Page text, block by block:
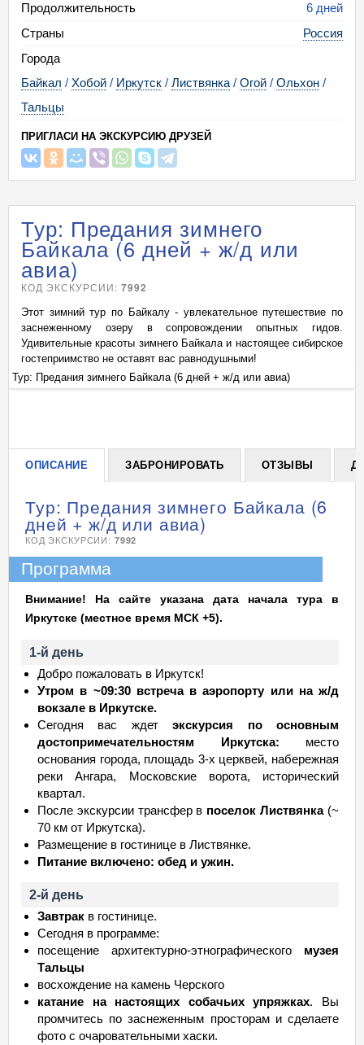
Продолжительность
6 дней
Страны
Россия
Города
Байкал / Хобой / Иркутск / Листвянка / Огой / Ольхон /
Тальцы
ПРИГЛАСИ НА ЭКСКУРСИЮ ДРУЗЕЙ
Тур: Предания зимнего
Байкала (6 дней + ж/д или
авиа)
КОД ЭКСКУРСИИ:7992
Этот зимний тур по Байкалу - увлекательное путешествие по
заснеженному озеру в сопровождении опытных гидов.
Удивительные красоты зимнего Байкала и настоящее сибирское
гостеприимство не оставят вас равнодушными!
Тур: Предания зимнего Байкала (6 дней + ж/д или авиа)
ОПИСАНИЕ ЗАБРОНИРОВАТЬ ОТЗЫВЫ
Тур: Предания зимнего Байкала (6
дней + ж/д или авиа)
КОД ЭКСКУРСИИ: 7992
Программа
Внимание! На сайте указана дата начала тура в
Иркутске (местное время МСК +5).
1-й день
Добро пожаловать в Иркутск!
Утром в ~09:30 встреча в аэропорту или на ж/д
вокзале в Иркутске.
Сегодня вас ждетэкскурсия по основным
достопримечательностям Иркутска: место
основания города, площадь 3-х церквей, набережная
реки Ангара, Московские ворота, исторический
квартал.
После экскурсии трансфер в поселок Листвянка(~
70 км от Иркутска).
Размещение в гостинице в Листвянке.
Питание включено: обед и ужин.
2-й день
Завтрак в гостинице.
Сегодня в программе:
посещение архитектурно-этнографического музея
Тальцы
восхождение на камень Черского
катание на настоящих собачьих упряжках. Вы
промчитесь по заснеженным просторам и сделаете
фото с очаровательными хаски.